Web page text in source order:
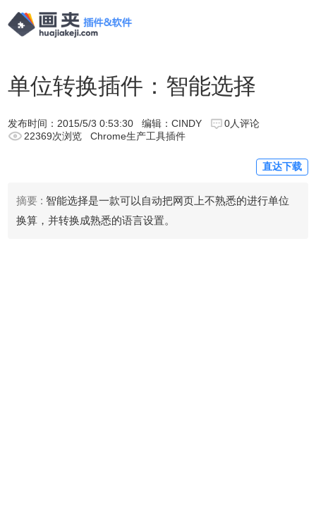
单位转换插件：智能选择
发布时间： 2015/5/3 0:53:30 编辑：CINDY
0人评论
22369次浏览
Chrome生产工具插件
直达下载
摘要 : 智能选择是一款可以自动把网页上不熟悉的进行单位
换算，并转换成熟悉的语言设置。